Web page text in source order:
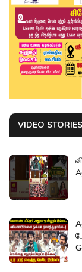
VIDEO STORIES